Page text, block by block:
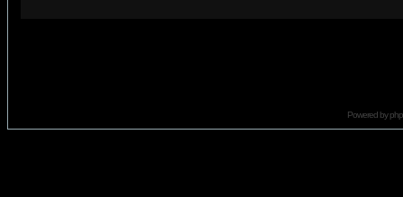
Powered by